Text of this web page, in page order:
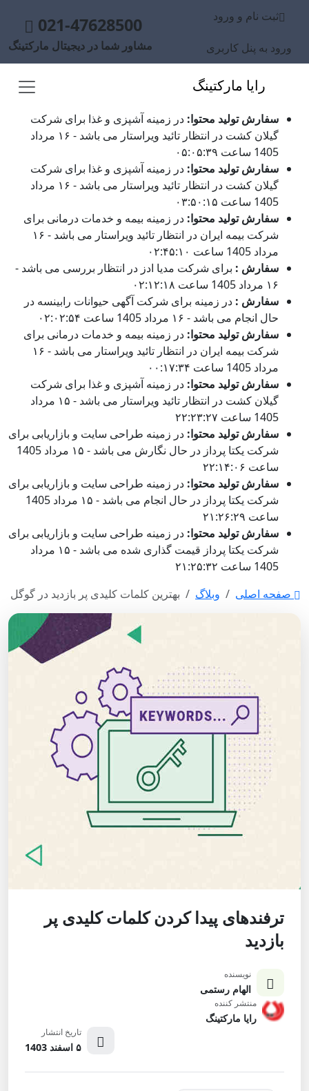
ثبت نام و ورود
ورود به پنل کاربری
021-47628500
مشاور شما در دیجیتال مارکتینگ
رایا مارکتینگ
سفارش تولید محتوا: در زمینه آشپزی و غذا برای شرکت
گیلان کشت در انتظار تائید ویراستار می باشد - ۱۶ مرداد
1405 ساعت ۰۵:۰۵:۳۹
سفارش تولید محتوا: در زمینه آشپزی و غذا برای شرکت
گیلان کشت در انتظار تائید ویراستار می باشد - ۱۶ مرداد
1405 ساعت ۰۳:۵۰:۱۵
سفارش تولید محتوا: در زمینه بیمه و خدمات درمانی برای
شرکت بیمه ایران در انتظار تائید ویراستار می باشد - ۱۶
مرداد 1405 ساعت ۰۲:۴۵:۱۰
سفارش : برای شرکت مدیا ادز در انتظار بررسی می باشد -
۱۶ مرداد 1405 ساعت ۰۲:۱۲:۱۸
سفارش : در زمینه برای شرکت آگهی حیوانات رابینسه در
حال انجام می باشد - ۱۶ مرداد 1405 ساعت ۰۲:۰۲:۵۴
سفارش تولید محتوا: در زمینه بیمه و خدمات درمانی برای
شرکت بیمه ایران در انتظار تائید ویراستار می باشد - ۱۶
مرداد 1405 ساعت ۰۰:۱۷:۳۴
سفارش تولید محتوا: در زمینه آشپزی و غذا برای شرکت
گیلان کشت در انتظار تائید ویراستار می باشد - ۱۵ مرداد
1405 ساعت ۲۲:۲۳:۲۷
سفارش تولید محتوا: در زمینه طراحی سایت و بازاریابی برای
شرکت یکتا پرداز در حال نگارش می باشد - ۱۵ مرداد 1405
ساعت ۲۲:۱۴:۰۶
سفارش تولید محتوا: در زمینه طراحی سایت و بازاریابی برای
شرکت یکتا پرداز در حال انجام می باشد - ۱۵ مرداد 1405
ساعت ۲۱:۲۶:۲۹
سفارش تولید محتوا: در زمینه طراحی سایت و بازاریابی برای
شرکت یکتا پرداز قیمت گذاری شده می باشد - ۱۵ مرداد
1405 ساعت ۲۱:۲۵:۳۲
صفحه اصلی
وبلاگ بهترین کلمات کلیدی پر بازدید در گوگل
ترفندهای پیدا کردن کلمات کلیدی پر
بازدید
نویسنده
الهام رستمی
منتشر کننده
رایا مارکتینگ
تاریخ انتشار
۵ اسفند 1403